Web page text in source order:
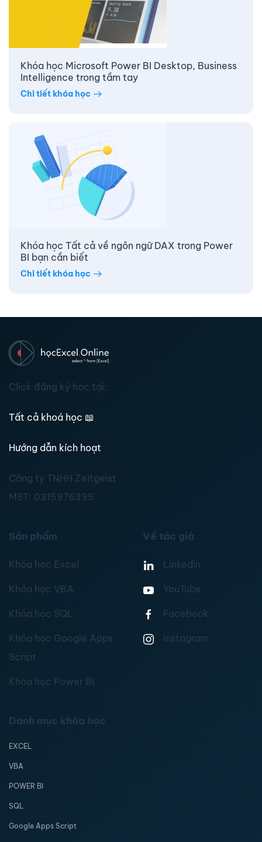
Khóa học Microsoft Power BI Desktop, Business
Intelligence trong tầm tay
Chi tiết khóa học
Khóa học Tất cả về ngôn ngữ DAX trong Power
BI bạn cần biết
Chi tiết khóa học
Click đăng ký học tại:
Tất cả khoá học 📖
Hướng dẫn kích hoạt
Công ty TNHH Zeitgeist
MST: 0315976395
Sản phẩm
Khóa học Excel
Khóa học VBA
Khóa học SQL
Khóa học Google Apps
Script
Khóa học Power BI
Về tác giả
Linkedin
YouTube
Facebook
Instagram
Danh mục khóa học
EXCEL
VBA
POWER BI
SQL
Google Apps Script